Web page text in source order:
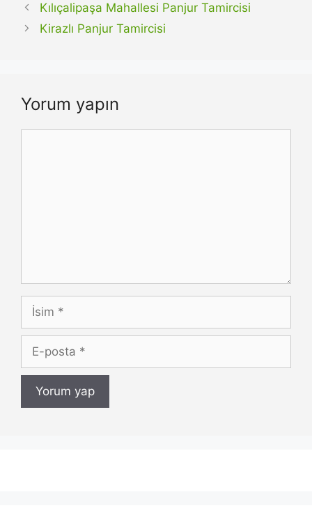
Kılıçalipaşa Mahallesi Panjur Tamircisi
Kirazlı Panjur Tamircisi
Yorum yapın
İsim
posta